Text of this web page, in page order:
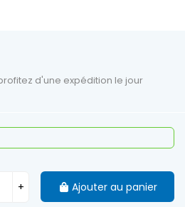
d'une expédition le jour
+ Ajouter au panier